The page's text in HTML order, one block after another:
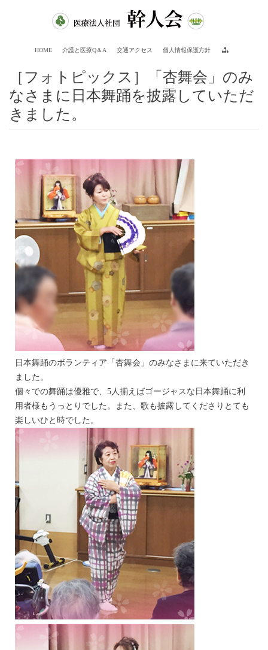
HOME 介護と医療Q＆A 交通アクセス 個人情報保護方針
［フォトピックス］「杏舞会」のみ
なさまに日本舞踊を披露していただ
きました。
日本舞踊のボランティア「杏舞会」のみなさまに来ていただき
ました。
個々での舞踊は優雅で、5人揃えばゴージャスな日本舞踊に利
用者様もうっとりでした。また、歌も披露してくださりとても
楽しいひと時でした。